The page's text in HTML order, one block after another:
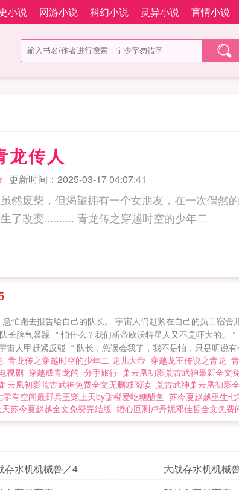
小说 网游小说 科幻小说 灵异小说 言情小说
龙传人
更新时间：2025-03-17 04:07:41
然废柴，但渴望拥有一个女朋友，在一次偶然
俩人的命运发生了改变.......... 青龙传之穿越时空的少年二
忙跑去报告给自己的队长。 宇宙人们赶紧在自己的员工宿
长脾气暴躁 ＂怕什么？我们斯帝欧沃特星人又不是吓大的
人甲赶紧反驳 ＂队长，您误会我了，我不是怕，只是听说
青龙传之穿越时空的少年二 龙儿大帝 穿越龙王传说之青龙
视剧 穿越成青龙的 分手旅行 萧云凰初影荒古武神最新全文
云凰初影荒古武神免费全文无删减阅读 荒古武神萧云凰初影
零有空间最野兵王宠上天by甜橙爱吃糖醋鱼 苏今夏赵越重生
苏今夏赵越全文免费完结版 婚心叵测卢丹妮邓佳哲全文免费
存水机机械兽／4 大战存水机机械